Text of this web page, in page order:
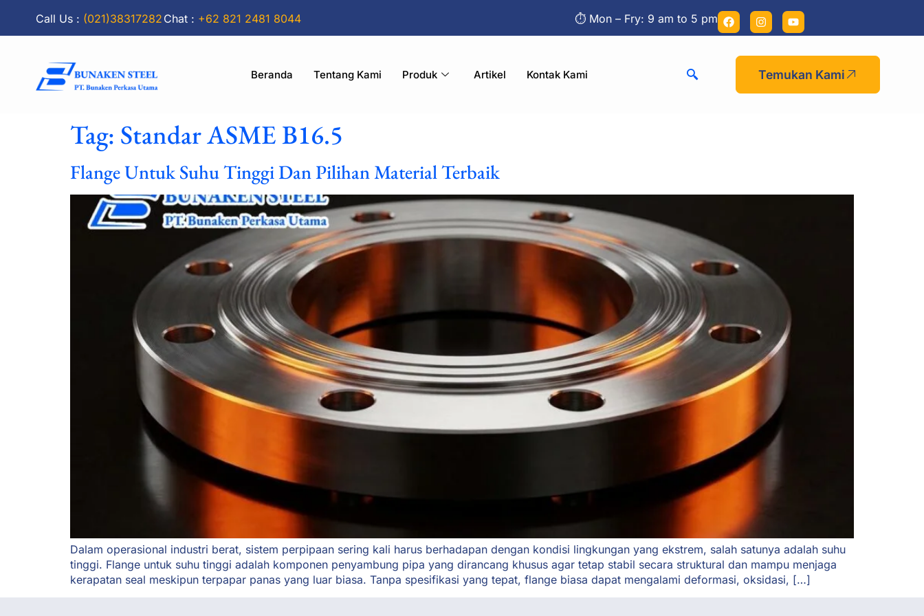
Call Us : (021)38317282 Chat : +62 821 2481 8044 ⏱︎ Mon – Fry: 9 am to 5 pm
Beranda Tentang Kami Produk Artikel Kontak Kami Temukan Kami
Tag: Standar ASME B16.5
Flange Untuk Suhu Tinggi Dan Pilihan Material Terbaik
Dalam operasional industri berat, sistem perpipaan sering kali harus berhadapan dengan kondisi lingkungan yang ekstrem, salah satunya adalah suhu
tinggi. Flange untuk suhu tinggi adalah komponen penyambung pipa yang dirancang khusus agar tetap stabil secara struktural dan mampu menjaga
kerapatan seal meskipun terpapar panas yang luar biasa. Tanpa spesifikasi yang tepat, flange biasa dapat mengalami deformasi, oksidasi, […]